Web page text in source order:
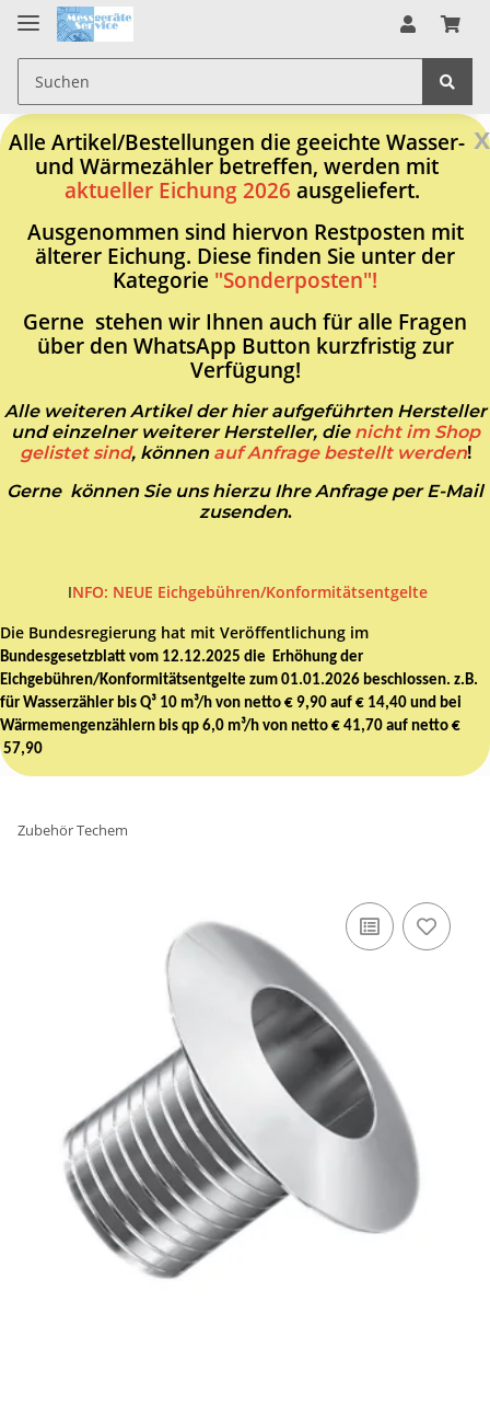
x
Alle Artikel/Bestellungen die geeichte Wasser-
und Wärmezähler betreffen, werden mit
aktueller Eichung 2026 ausgeliefert.
Ausgenommen sind hiervon Restposten mit
älterer Eichung. Diese finden Sie unter der
Kategorie "Sonderposten"!
Gerne stehen wir Ihnen auch für alle Fragen
über den WhatsApp Button kurzfristig zur
Verfügung!
Alle weiteren Artikel der hier aufgeführten Hersteller
und einzelner weiterer Hersteller, die nicht im Shop
gelistet sind, können auf Anfrage bestellt werden!
Gerne können Sie uns hierzu Ihre Anfrage per E-Mail
zusenden.
INFO: NEUE Eichgebühren/Konformitätsentgelte
Die Bundesregierung hat mit Veröffentlichung im
Bundesgesetzblatt vom 12.12.2025 die Erhöhung der
Eichgebühren/Konformitätsentgelte zum 01.01.2026 beschlossen. z.B.
für Wasserzähler bis Q³ 10 m³/h von netto € 9,90 auf € 14,40 und bei
Wärmemengenzählern bis qp 6,0 m³/h von netto € 41,70 auf netto €
57,90
Zubehör Techem